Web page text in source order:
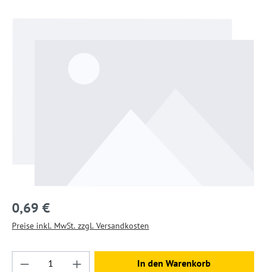
0,69 €
Preise inkl. MwSt. zzgl. Versandkosten
Produkt Anzahl: Gib den gewünschten
In den Warenkorb